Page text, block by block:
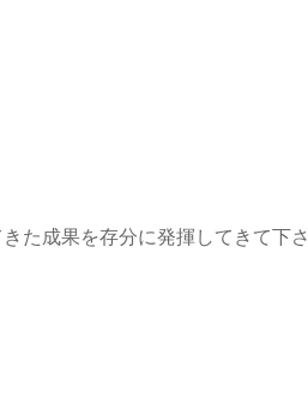
た成果を存分に発揮してきて下さ